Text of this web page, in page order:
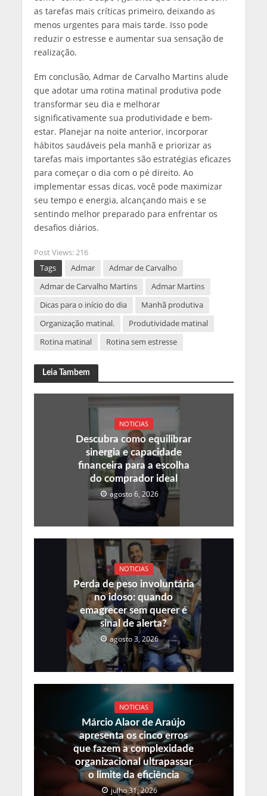
as tarefas mais críticas primeiro, deixando as
menos urgentes para mais tarde. Isso pode
reduzir o estresse e aumentar sua sensação de
realização.
Em conclusão, Admar de Carvalho Martins alude
que adotar uma rotina matinal produtiva pode
transformar seu dia e melhorar
significativamente sua produtividade e bem-
estar. Planejar na noite anterior, incorporar
hábitos saudáveis pela manhã e priorizar as
tarefas mais importantes são estratégias eficazes
para começar o dia com o pé direito. Ao
implementar essas dicas, você pode maximizar
seu tempo e energia, alcançando mais e se
sentindo melhor preparado para enfrentar os
desafios diários.
Post Views: 216
Tags
Admar
Admar de Carvalho
Admar de Carvalho Martins
Admar Martins
Dicas para o início do dia
Manhã produtiva
Organização matinal.
Produtividade matinal
Rotina matinal
Rotina sem estresse
Leia Tambem
NOTICIAS
Descubra como equilibrar
sinergia e capacidade
financeira para a escolha
do comprador ideal
agosto 6, 2026
NOTICIAS
Perda de peso involuntária
no idoso: quando
emagrecer sem querer é
sinal de alerta?
agosto 3, 2026
NOTICIAS
Márcio Alaor de Araújo
apresenta os cinco erros
que fazem a complexidade
organizacional ultrapassar
o limite da eficiência
julho 31, 2026